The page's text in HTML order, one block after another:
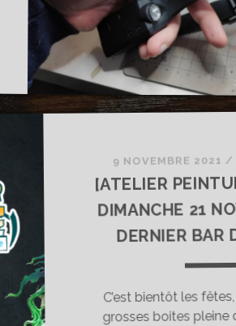
9 NOVEMBRE 2021 /
[ATELIER
DIMANCHE 21
DERNIER BAR
C’est bientôt les
grosses boites pleine